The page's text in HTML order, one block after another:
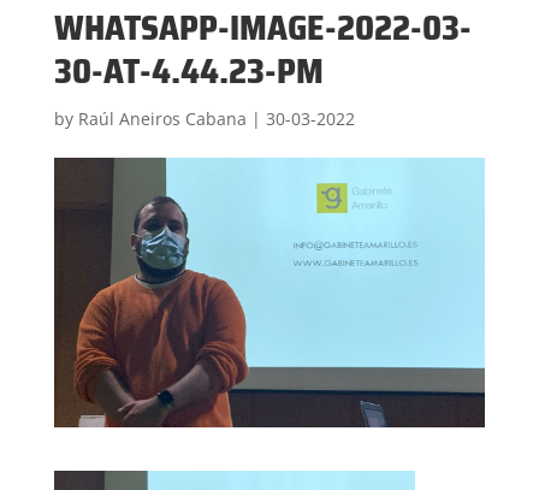
WHATSAPP-IMAGE-2022-03-
30-AT-4.44.23-PM
by Raúl Aneiros Cabana | 30-03-2022